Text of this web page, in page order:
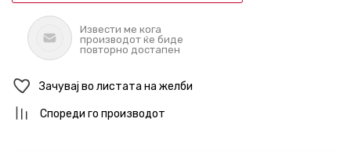
Извести ме кога
производот ќе биде
повторно достапен
Зачувај во листата на желби
Спореди го производот